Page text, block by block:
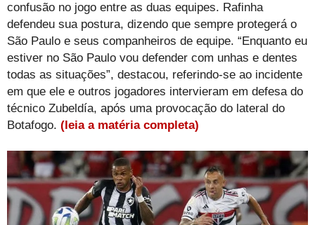
confusão no jogo entre as duas equipes. Rafinha
defendeu sua postura, dizendo que sempre protegerá o
São Paulo e seus companheiros de equipe. “Enquanto eu
estiver no São Paulo vou defender com unhas e dentes
todas as situações”, destacou, referindo-se ao incidente
em que ele e outros jogadores intervieram em defesa do
técnico Zubeldía, após uma provocação do lateral do
Botafogo. (leia a matéria completa)